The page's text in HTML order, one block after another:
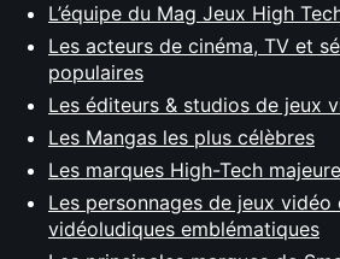
L’équipe du Mag Jeux High
Les acteurs de cinéma, TV et
populaires
Les éditeurs & studios de jeux
Les Mangas les plus célèbres
Les marques High-Tech
Les personnages de jeux vidéo
vidéoludiques emblématiques